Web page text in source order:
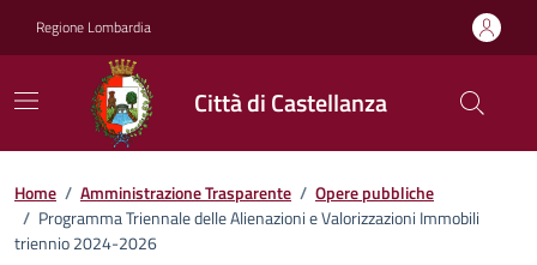
Regione Lombardia
Città di Castellanza
Home / Amministrazione Trasparente / Opere pubbliche
/ Programma Triennale delle Alienazioni e Valorizzazioni Immobili
triennio 2024-2026